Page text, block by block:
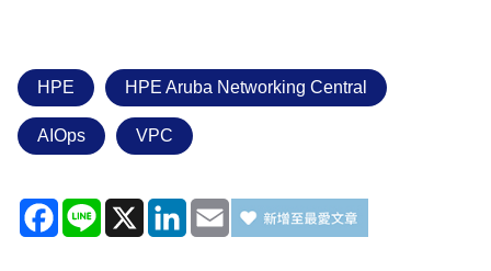
HPE HPE Aruba Networking Central
AIOps VPC
Facebook
Line X LinkedIn
Email